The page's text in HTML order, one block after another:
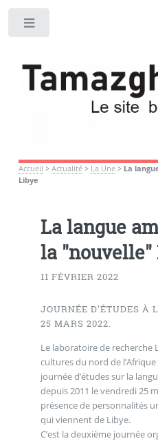
Accueil > Actualité> La Une> La
Libye
La langue
la "nouvelle"
11 FÉVRIER 2022
JOURNÉE D’ÉTUDES À
25 MARS 2022.
Le laboratoire de recherche
cultures du nord de
journée d’études sur la
depuis 2011 le vendredi 25
présence de personnalités
qui viennent de Libye.
C’est la deuxième journée